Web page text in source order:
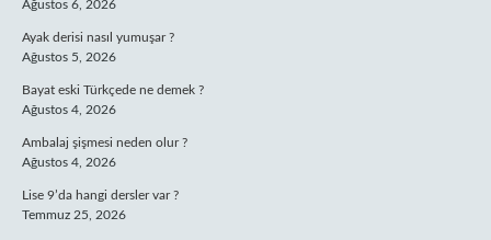
Ağustos 6, 2026
Ayak derisi nasıl yumuşar ?
Ağustos 5, 2026
Bayat eski Türkçede ne demek ?
Ağustos 4, 2026
Ambalaj şişmesi neden olur ?
Ağustos 4, 2026
Lise 9’da hangi dersler var ?
Temmuz 25, 2026